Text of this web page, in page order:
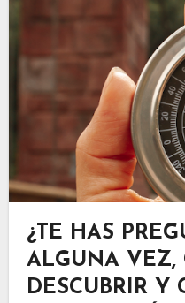
¿TE HAS
ALGUNA VEZ,
DESCUBRIR Y